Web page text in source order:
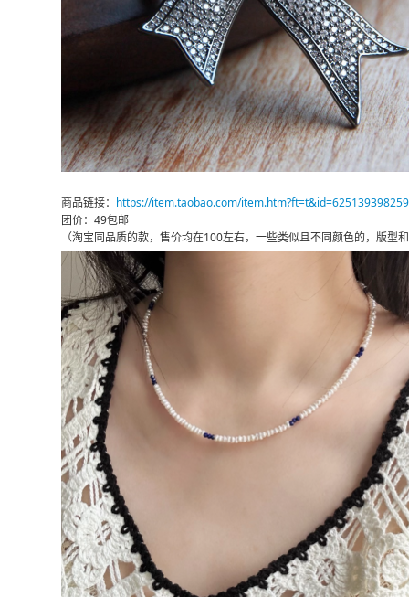
商品链接： https://item.taobao.com/item.htm?ft=t&id=625139398259
团价：49包邮
（淘宝同品质的款，售价均在100左右，一些类似且不同颜色的，版型